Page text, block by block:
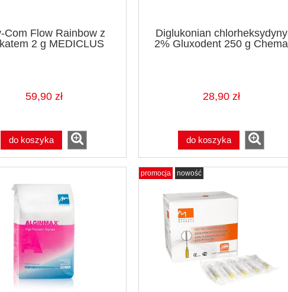
Com Flow Rainbow z
2 g MEDICLUS
59,90 zł
do koszyka
Diglukonian chlorheksydyny
2% Gluxodent 250 g Chema
28,90 zł
do koszyka
promocja nowość